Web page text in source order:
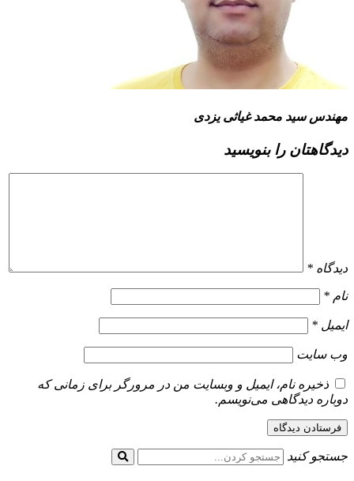
مهندس سید محمد غیاثی یزدی
دیدگاهتان را بنویسید
دیدگاه *
نام *
ایمیل *
وب‌ سایت
ذخیره نام، ایمیل و وبسایت من در مرورگر برای زمانی که
دوباره دیدگاهی می‌نویسم.
جستجو کنید